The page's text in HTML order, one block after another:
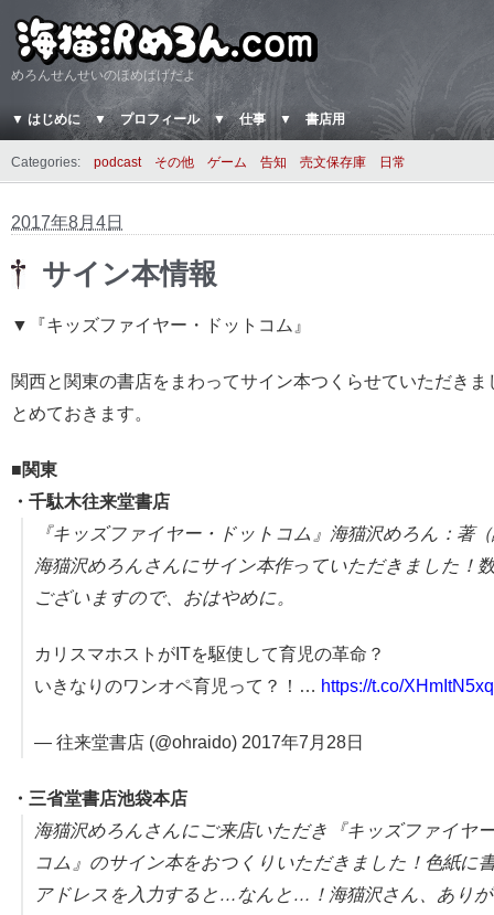
めろんせんせいのほめぱげだよ
▼ はじめに ▼ プロフィール ▼ 仕事 ▼ 書店用
Categories: podcast その他 ゲーム 告知 売文保存庫 日常
2017年8月4日
サイン本情報
▼『キッズファイヤー・ドットコム』
関西と関東の書店をまわってサイン本つくらせていただきま
とめておきます。
■関東
・千駄木往来堂書店
『キッズファイヤー・ドットコム』海猫沢めろん：著
海猫沢めろんさんにサイン本作っていただきました！
ございますので、おはやめに。
カリスマホストがITを駆使して育児の革命？
いきなりのワンオペ育児って？！… https://t.co/
— 往来堂書店 (@ohraido) 2017年7月28日
・三省堂書店池袋本店
海猫沢めろんさんにご来店いただき『キッズファイヤ
コム』のサイン本をおつくりいただきました！色紙に
アドレスを入力すると…なんと…！海猫沢さん、あり